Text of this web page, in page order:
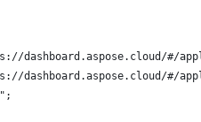
dashboard.aspose.cloud/#/
dashboard.aspose.cloud/#/